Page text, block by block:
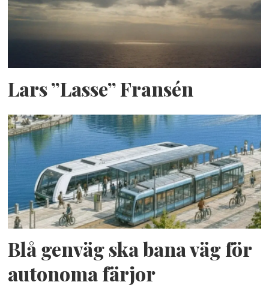
Lars ”Lasse” Fransén
Blå genväg ska bana väg för
autonoma färjor